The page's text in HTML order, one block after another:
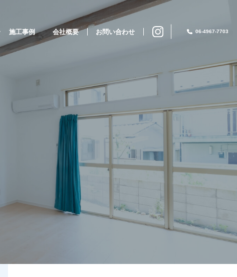
施工事例 会社概要 お問い合わせ 06-4967-7703